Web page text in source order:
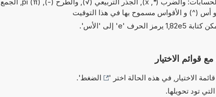
(^) و الأقواس مسموح بها في هذا التوقيت
قوائم الاختيار
الاختيار, في هذه الحالة اختر ' الضغط'.
تود تحويلها.